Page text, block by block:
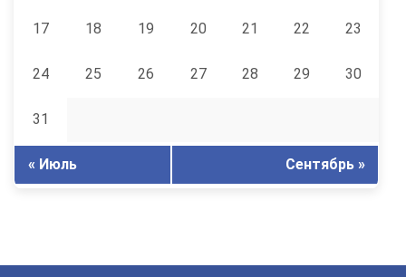
17 18 19 20 21 22 23
24 25 26 27 28 29 30
31
« Июль Сентябрь »